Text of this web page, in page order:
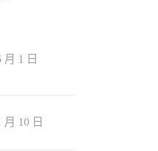
月 1 日
月 10 日